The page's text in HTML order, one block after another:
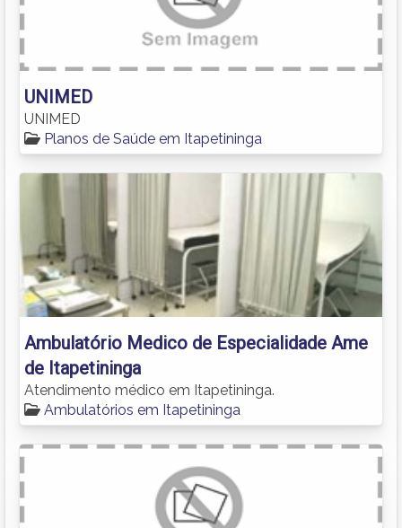
UNIMED
UNIMED
Planos de Saúde em Itapetininga
Ambulatório Medico de Especialidade Ame
de Itapetininga
Atendimento médico em Itapetininga.
Ambulatórios em Itapetininga